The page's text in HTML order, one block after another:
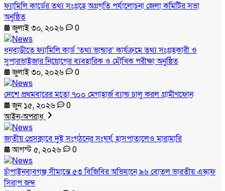
ফ্যামিলি কার্ডের তথ্য সংগ্রহে অগ্রগতি পর্যালোচনা জেলা কমিটির সভা
অনুষ্ঠিত
জুলাই ৩০, ২০২৬
0
ধনবাড়ীতে ফ্যামিলি কার্ড ‘তথ্য ভান্ডার’ কার্যক্রমে তথ্য সংগ্রহকারী ও
সুপারভাইজার নিয়োগের ব্যবহারিক ও মৌখিক পরীক্ষা অনুষ্ঠিত
জুলাই ৩০, ২০২৬
0
দেশে প্রথমবারের মতো ৭০০ মেগাহার্জ ব্যান্ড চালু করল গ্রামীণফোন
জুন ১৫, ২০২৬
0
আইন-অপরাধ
জাতীয় প্রেসক্লাবে দুই সংগঠনের সংঘর্ষ, হাসপাতালেও মারামারি
আগস্ট ৫, ২০২৬
0
চাঁপাইনবাবগঞ্জ সীমান্তে ৫৩ বিজিবির অভিযানে ৯৬ বোতল ভারতীয় এস্কাফ
সিরাপ জব্দ